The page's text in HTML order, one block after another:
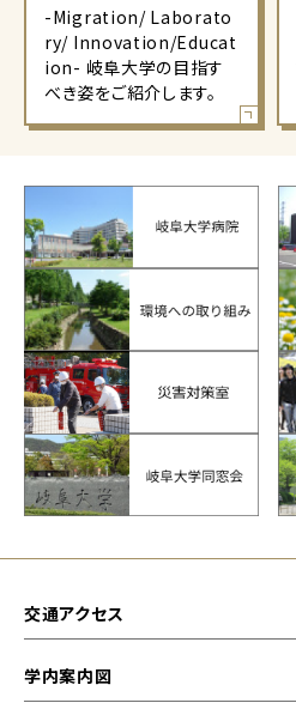
-Migration/ Laborato
ry/ Innovation/Educat
ion- 岐阜大学の目指す
べき姿をご紹介します。
交通アクセス
学内案内図